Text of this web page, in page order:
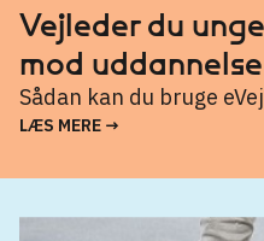
Vejleder du
mod
Sådan kan du bruge
LÆS MERE →